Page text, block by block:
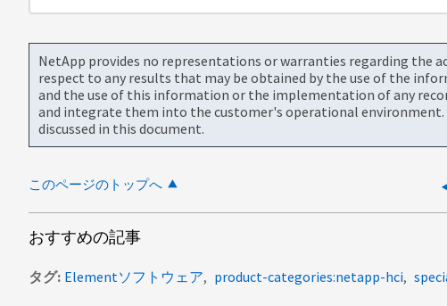
NetApp provides no representations or warranties regarding
respect to any results that may be obtained by the use of the
and the use of this information or the implementation of any
and integrate them into the customer's operational
discussed in this document.
このページのトップへ
おすすめの記事
タグ Elementソフトウェア product-categories:netapp-hci